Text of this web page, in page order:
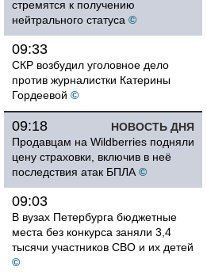
стремятся к получению
нейтрального статуса ©
09:33
СКР возбудил уголовное дело
против журналистки Катерины
Гордеевой ©
НОВОСТЬ ДНЯ
09:18
Продавцам на Wildberries подняли
цену страховки, включив в неё
последствия атак БПЛА ©
09:03
В вузах Петербурга бюджетные
места без конкурса заняли 3,4
тысячи участников СВО и их детей
©